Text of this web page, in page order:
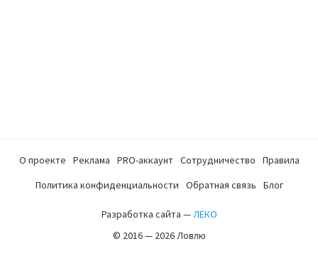
О проекте Реклама PRO-аккаунт Сотрудничество
Правила
Политика конфиденциальности
Обратная связь Блог
Разработка сайта —ЛЕКО
© 2016 — 2026 Ловлю